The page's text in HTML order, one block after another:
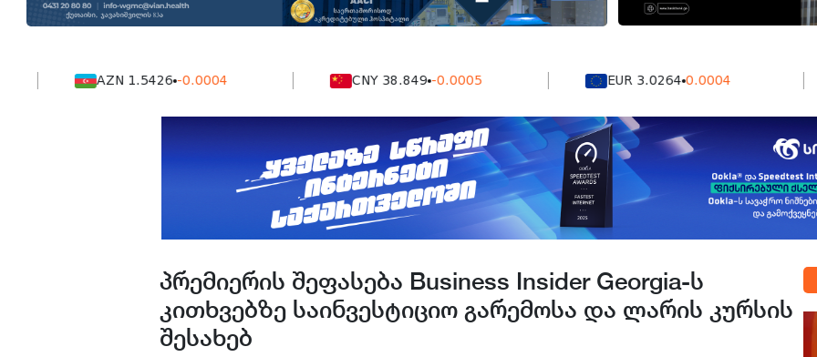
AZN 1.5426 -0.0004 CNY 38.849 -0.0005 EUR 3.0264 0.0004
პრემიერის შეფასება Business Insider Georgia-ს
კითხვებზე საინვესტიციო გარემოსა და ლარის კურსის
შესახებ